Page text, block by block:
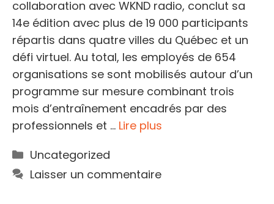
collaboration avec WKND radio, conclut sa
14e édition avec plus de 19 000 participants
répartis dans quatre villes du Québec et un
défi virtuel. Au total, les employés de 654
organisations se sont mobilisés autour d’un
programme sur mesure combinant trois
mois d’entraînement encadrés par des
professionnels et … Lire plus
Catégories
Uncategorized
Laisser un commentaire